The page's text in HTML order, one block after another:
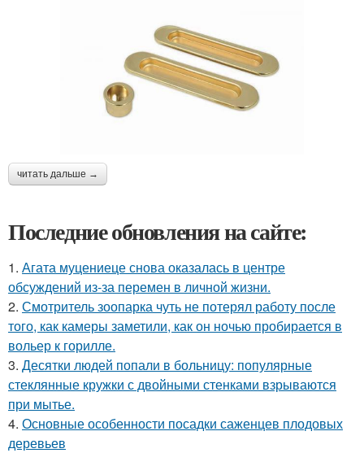
читать дальше →
Последние обновления на сайте:
1. Агата муцениеце снова оказалась в центре
обсуждений из-за перемен в личной жизни.
2. Смотритель зоопарка чуть не потерял работу после
того, как камеры заметили, как он ночью пробирается в
вольер к горилле.
3. Десятки людей попали в больницу: популярные
стеклянные кружки с двойными стенками взрываются
при мытье.
4. Основные особенности посадки саженцев плодовых
деревьев